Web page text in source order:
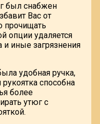
был снабжен
Вас от
прочищать
опции удаляется
и иные загрязнения
удобная ручка,
способна
более
утюг с